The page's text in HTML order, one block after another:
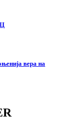
вера на